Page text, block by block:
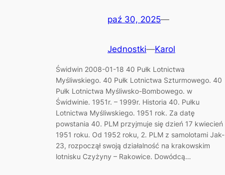
paź 30, 2025—
Jednostki—Karol
Świdwin 2008-01-18 40 Pułk Lotnictwa
Myśliwskiego. 40 Pułk Lotnictwa Szturmowego. 40
Pułk Lotnictwa Myśliwsko-Bombowego. w
Świdwinie. 1951r. – 1999r. Historia 40. Pułku
Lotnictwa Myśliwskiego. 1951 rok. Za datę
powstania 40. PLM przyjmuje się dzień 17 kwiecień
1951 roku. Od 1952 roku, 2. PLM z samolotami Jak-
23, rozpoczął swoją działalność na krakowskim
lotnisku Czyżyny – Rakowice. Dowódcą…